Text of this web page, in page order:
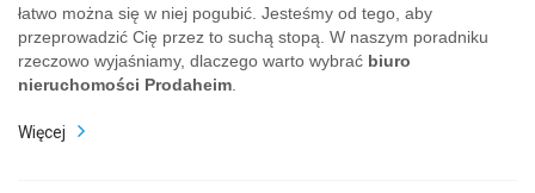
łatwo można się w niej pogubić. Jesteśmy od tego, aby
przeprowadzić Cię przez to suchą stopą. W naszym poradniku
rzeczowo wyjaśniamy, dlaczego warto wybrać biuro
nieruchomości Prodaheim
Więcej